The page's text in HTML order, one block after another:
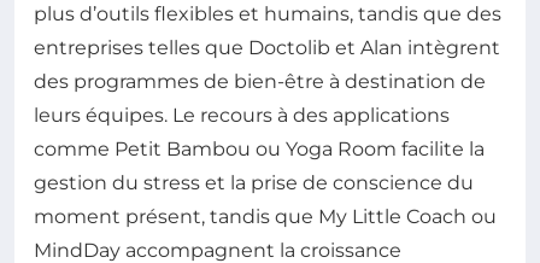
plus d’outils flexibles et humains, tandis que des
entreprises telles que Doctolib et Alan intègrent
des programmes de bien-être à destination de
leurs équipes. Le recours à des applications
comme Petit Bambou ou Yoga Room facilite la
gestion du stress et la prise de conscience du
moment présent, tandis que My Little Coach ou
MindDay accompagnent la croissance